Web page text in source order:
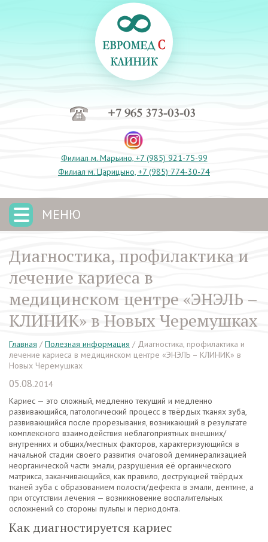
+7 965 373-03-03
Филиал м. Марьино, +7 (985) 921-75-99
Филиал м. Царицыно, +7 (985) 774-30-74
МЕНЮ
Диагностика, профилактика и
лечение кариеса в
медицинском центре «ЭНЭЛЬ –
КЛИНИК» в Новых Черемушках
Главная / Полезная информация / Диагностика, профилактика и
лечение кариеса в медицинском центре «ЭНЭЛЬ – КЛИНИК» в
Новых Черемушках
05.08.2014
Кариес — это сложный, медленно текущий и медленно
развивающийся, патологический процесс в твёрдых тканях зуба,
развивающийся после прорезывания, возникающий в результате
комплексного взаимодействия неблагоприятных внешних/
внутренних и общих/местных факторов, характеризующийся в
начальной стадии своего развития очаговой деминерализацией
неорганической части эмали, разрушения её органического
матрикса, заканчивающийся, как правило, деструкцией твёрдых
тканей зуба с образованием полости/дефекта в эмали, дентине, а
при отсутствии лечения — возникновение воспалительных
осложнений со стороны пульпы и периодонта.
Как диагностируется кариес